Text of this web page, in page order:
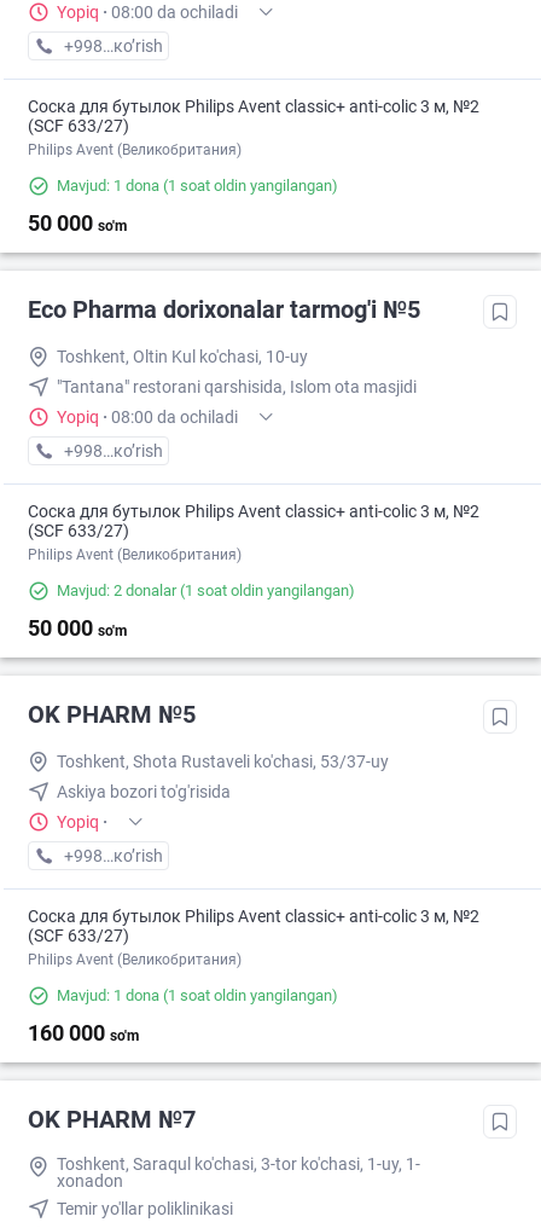
Yopiq · 08:00 da ochiladi
+998 (55) XXX-XX-XX
кo’rish
Соска для бутылок Philips Avent classic+ anti-colic 3 м, №2
(SCF 633/27)
Philips Avent (Великобритания)
Mavjud: 1 dona (1 soat oldin yangilangan)
50 000 so'm
Eco Pharma dorixonalar tarmog'i №5
Toshkent, Oltin Kul ko'chasi, 10-uy
"Tantana" restorani qarshisida, Islom ota masjidi
Yopiq · 08:00 da ochiladi
+998 (55) XXX-XX-XX
кo’rish
Соска для бутылок Philips Avent classic+ anti-colic 3 м, №2
(SCF 633/27)
Philips Avent (Великобритания)
Mavjud: 2 donalar(1 soat oldin yangilangan)
50 000 so'm
OK PHARM №5
Toshkent, Shota Rustaveli ko'chasi, 53/37-uy
Askiya bozori to'g'risida
Yopiq ·
+998 (90) XXX-XX-XX
кo’rish
Соска для бутылок Philips Avent classic+ anti-colic 3 м, №2
(SCF 633/27)
Philips Avent (Великобритания)
Mavjud: 1 dona (1 soat oldin yangilangan)
160 000 so'm
OK PHARM №7
Toshkent, Saraqul ko'chasi, 3-tor ko'chasi, 1-uy, 1-
xonadon
Temir yo'llar poliklinikasi